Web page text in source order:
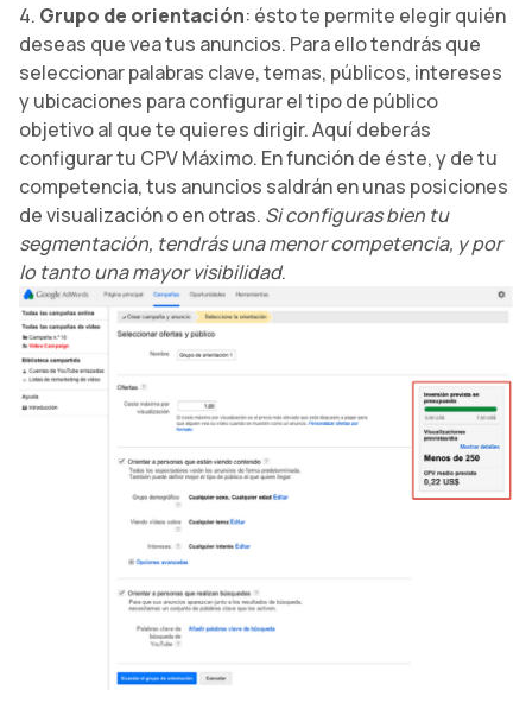
4. Grupo de orientación: ésto te permite elegir quién
deseas que vea tus anuncios. Para ello tendrás que
seleccionar palabras clave, temas, públicos, intereses
y ubicaciones para configurar el tipo de público
objetivo al que te quieres dirigir. Aquí deberás
configurar tu CPV Máximo. En función de éste, y de tu
competencia, tus anuncios saldrán en unas posiciones
de visualización o en otras. Si configuras bien tu
segmentación, tendrás una menor competencia, y por
lo tanto una mayor visibilidad.